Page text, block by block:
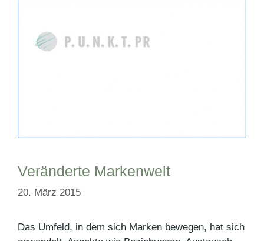
Veränderte Markenwelt
20. März 2015
Das Umfeld, in dem sich Marken bewegen, hat sich